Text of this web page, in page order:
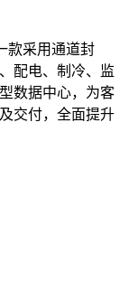
款采用通道封
配电、制冷、监
数据中心，为客
交付，全面提升